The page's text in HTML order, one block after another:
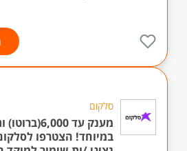
סלקום
מענק עד
במיוחד! הצטרפו